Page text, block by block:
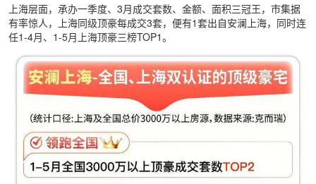
上海层面，承办一季度、3月成交套数、金额、面积三冠王，市集据
有率惊人，上海同级顶豪每成交3套，便有1套出自安澜上海，同时连
任1-4月、1-5月上海顶豪三榜TOP1。